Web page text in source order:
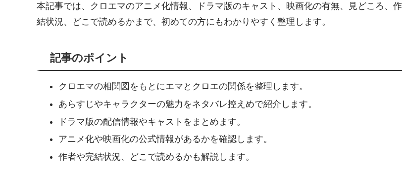
本記事では、クロエマのアニメ化情報、ドラマ版のキャスト、映画化の有無、見どころ、
結状況、どこで読めるかまで、初めての方にもわかりやすく整理します。
記事のポイント
クロエマの相関図をもとにエマとクロエの関係を整理します。
あらすじやキャラクターの魅力をネタバレ控えめで紹介します。
ドラマ版の配信情報やキャストをまとめます。
アニメ化や映画化の公式情報があるかを確認します。
作者や完結状況、どこで読めるかも解説します。